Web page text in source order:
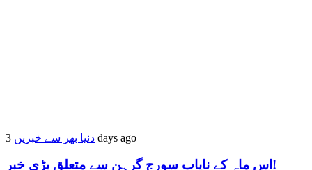
دنیا بھر سے خبریں 3 days ago
اس ماہ کے نایاب سورج گرہن سے متعلق بڑی خبر!